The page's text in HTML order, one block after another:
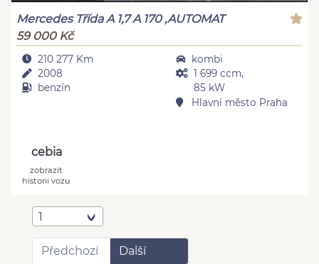
Mercedes Třída A 1,7 A 170 ,AUTOMAT
59 000 Kč
210 277 Km
2008
benzín
kombi
1 699 ccm,
85 kW
Hlavní město Praha
cebia
zobrazit
historii vozu
1
Předchozí Další